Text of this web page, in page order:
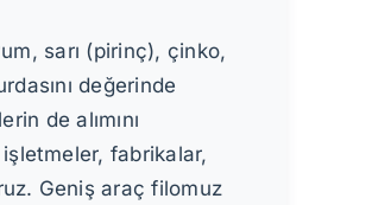
sarı (pirinç), çinko,
değerinde
de alımını
fabrikalar,
Geniş araç filomuz